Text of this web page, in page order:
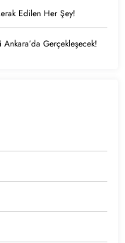
Edilen Her Şey!
Gerçekleşecek!